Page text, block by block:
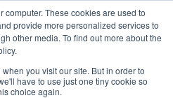
These cookies are used to
provide more personalized services to
other media. To find out more about the
you visit our site. But in order to
have to use just one tiny cookie so
choice again.